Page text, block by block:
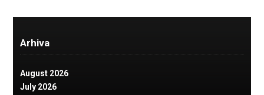
Arhiva
August 2026
July 2026